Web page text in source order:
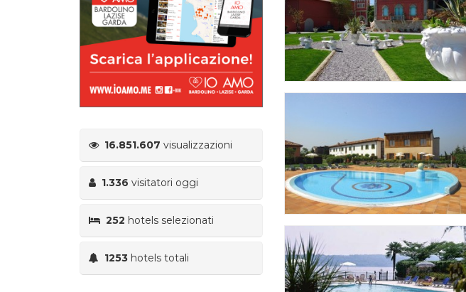
16.851.607 visualizzazioni
1.336 visitatori oggi
252 hotels selezionati
1253 hotels totali